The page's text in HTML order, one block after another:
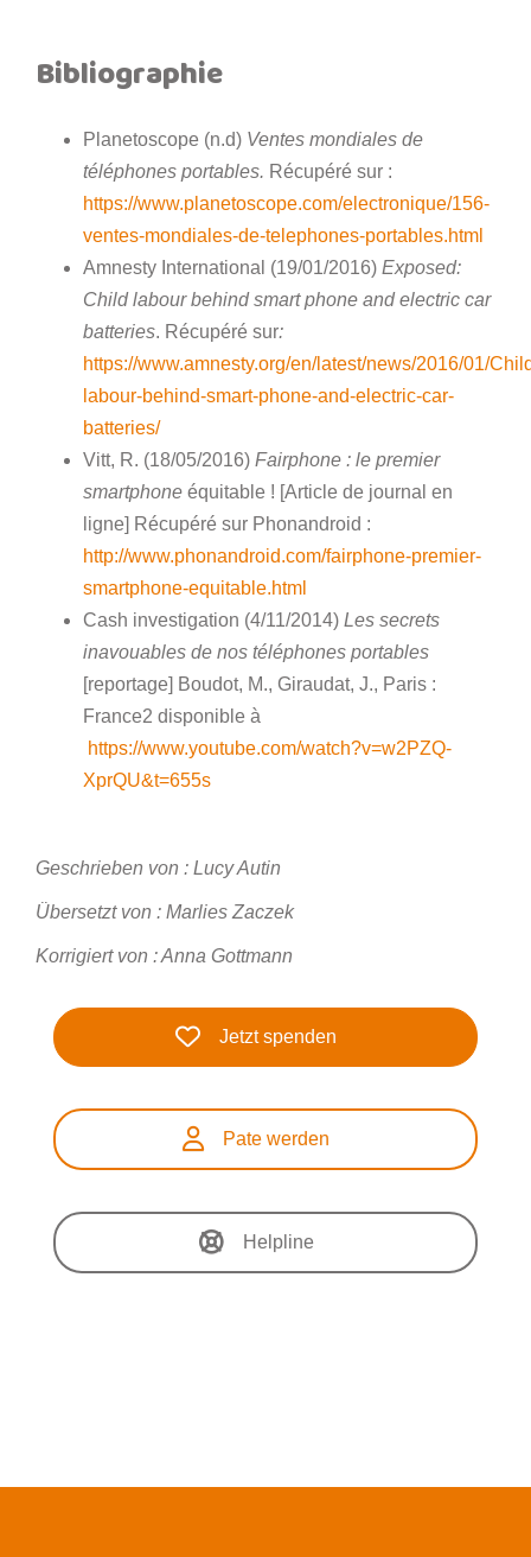
Bibliographie
Planetoscope (n.d) Ventes mondiales de
téléphones portables. Récupéré sur :
https://www.planetoscope.com/electronique/156-
ventes-mondiales-de-telephones-portables.html
Amnesty International (19/01/2016) Exposed:
Child labour behind smart phone and electric car
batteries. Récupéré sur:
https://www.amnesty.org/en/latest/news/2016/01/
labour-behind-smart-phone-and-electric-car-
batteries/
Vitt, R. (18/05/2016) Fairphone : le premier
smartphone équitable ! [Article de journal en
ligne] Récupéré sur Phonandroid :
http://www.phonandroid.com/fairphone-premier-
smartphone-equitable.html
Cash investigation (4/11/2014) Les secrets
inavouables de nos téléphones portables
[reportage] Boudot, M., Giraudat, J., Paris :
France2 disponible à
https://www.youtube.com/watch?v=w2PZQ-
XprQU&t=655s
Geschrieben von : Lucy Autin
Übersetzt von : Marlies Zaczek
Korrigiert von : Anna Gottmann
Jetzt spenden
Pate werden
Helpline